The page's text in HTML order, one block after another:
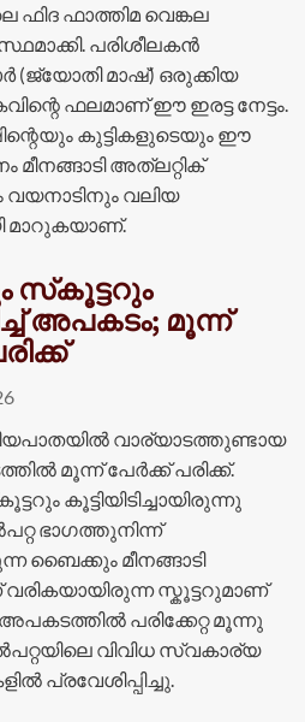
ഫിദ ഫാത്തിമ വെങ്കല
പരിശീലകൻ
(ജ്യോതി മാഷ്) ഒരുക്കിയ
ഫലമാണ് ഈ ഇരട്ട നേട്ടം.
കുട്ടികളുടെയും ഈ
മീനങ്ങാടി അത്‌ലറ്റിക്
വയനാടിനും വലിയ
മാറുകയാണ്.
സ്‌കൂട്ടറും
അപകടം; മൂന്ന്
വാര്യാടത്തുണ്ടായ
മൂന്ന് പേർക്ക് പരിക്ക്.
കൂട്ടിയിടിച്ചായിരുന്നു
ഭാഗത്തുനിന്ന്
ബൈക്കും മീനങ്ങാടി
വരികയായിരുന്ന സ്കൂട്ടറുമാണ്
അപകടത്തിൽ പരിക്കേറ്റ മൂന്നു
വിവിധ സ്വകാര്യ
പ്രവേശിപ്പിച്ചു.